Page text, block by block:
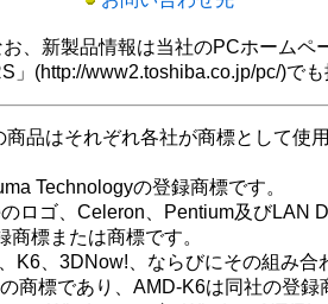
お、新製品情報は当社のPCホームペ
」(http://www2.toshiba.co.jp/pc/)で
商品はそれぞれ各社が商標として使
Technologyの登録商標です。
のロゴ、Celeron、Pentium及びLAN
商標または商標です。
K6、3DNow!、ならびにその組み合
商標であり、AMD-K6は同社の登録